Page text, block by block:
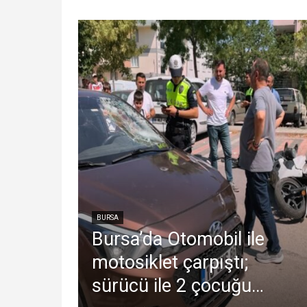
BURSA
Bursa’da Otomobil ile
motosiklet çarpıştı;
sürücü ile 2 çocuğu…